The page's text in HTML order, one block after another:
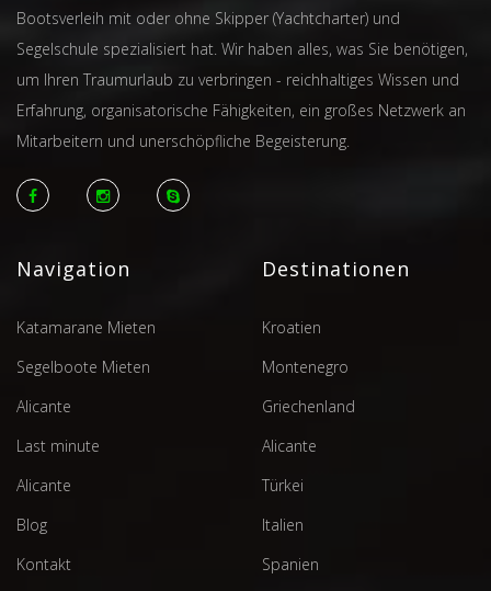
Bootsverleih mit oder ohne Skipper (Yachtcharter) und
Segelschule spezialisiert hat. Wir haben alles, was Sie benötigen,
um Ihren Traumurlaub zu verbringen - reichhaltiges Wissen und
Erfahrung, organisatorische Fähigkeiten, ein großes Netzwerk an
Mitarbeitern und unerschöpfliche Begeisterung.
Navigation
Katamarane Mieten
Segelboote Mieten
Alicante
Last minute
Alicante
Blog
Kontakt
Destinationen
Kroatien
Montenegro
Griechenland
Alicante
Türkei
Italien
Spanien